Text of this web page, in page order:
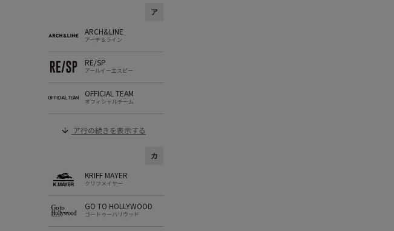
ア
ARCH&LINE
アーチ＆ライン
RE/SP
アールイーエスピー
OFFICIAL TEAM
オフィシャルチーム
ア行の続きを表示する
カ
KRIFF MAYER
クリフメイヤー
GO TO HOLLYWOOD
ゴートゥーハリウッド